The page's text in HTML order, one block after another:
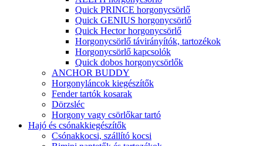
Quick PRINCE horgonycsörlő
Quick GENIUS horgonycsörlő
Quick Hector horgonycsörlő
Horgonycsörlő távirányítók, tartozékok
Horgonycsörlő kapcsolók
Quick dobos horgonycsörlők
ANCHOR BUDDY
Horgonyláncok kiegészítők
Fender tartók kosarak
Dörzsléc
Horgony vagy csörlőkar tartó
Hajó és csónakkiegészítők
Csónakkocsi, szállító kocsi